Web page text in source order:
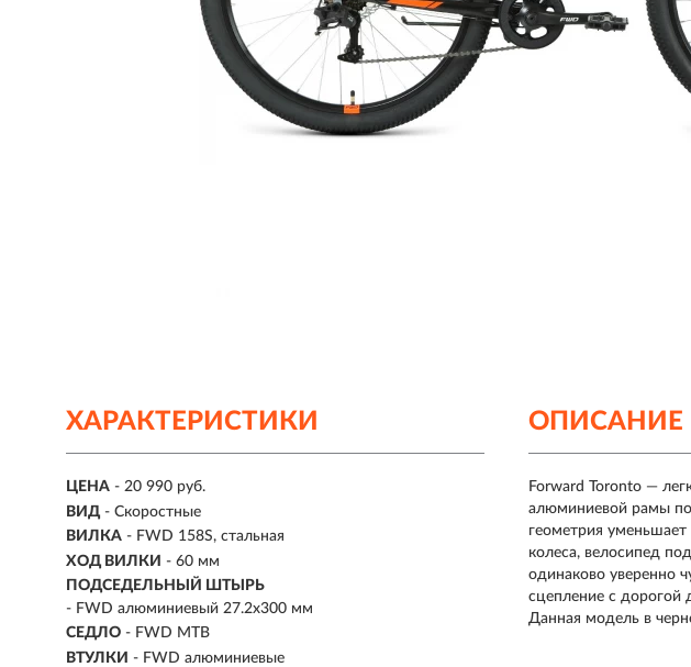
ХАРАКТЕРИСТИКИ
ЦЕНА - 20 990 руб.
ВИД - Скоростные
ВИЛКА - FWD 158S, стальная
ХОД ВИЛКИ - 60 мм
ПОДСЕДЕЛЬНЫЙ ШТЫРЬ
- FWD алюминиевый 27.2x300 мм
СЕДЛО - FWD MTB
ВТУЛКИ - FWD алюминиевые
ОПИСАНИЕ
Forward Toronto —
алюминиевой рамы
геометрия
колеса, велосипед
одинаково уверенно
сцепление с дорогой
Данная модель в